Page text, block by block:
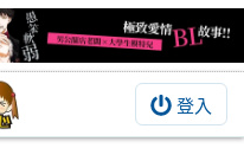
登入